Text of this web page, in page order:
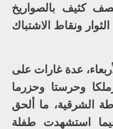
كثيف بالصواريخ
ونقاط الاشتباك
عدة غارات على
وحرستا وحزرما
الشرقية، ما ألحق
استشهدت طفلة